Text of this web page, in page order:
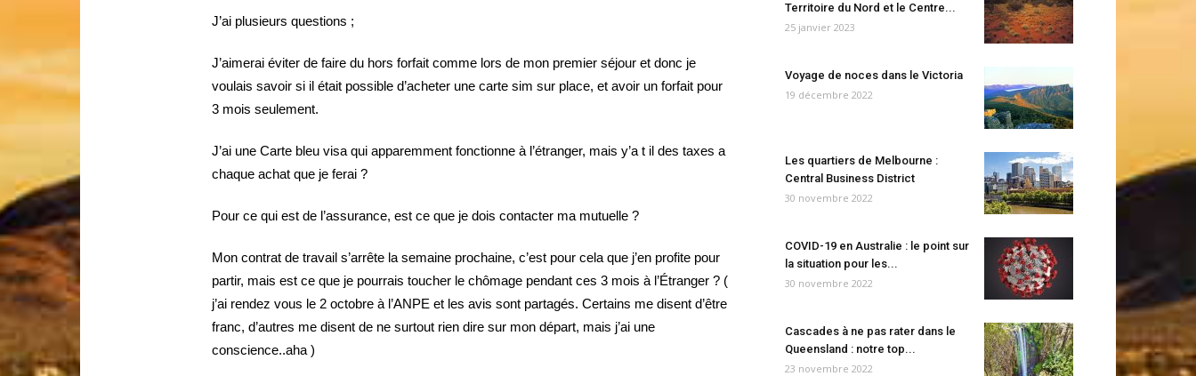
J’ai plusieurs questions ;
J’aimerai éviter de faire du hors forfait comme lors de mon premier séjour et donc je
voulais savoir si il était possible d’acheter une carte sim sur place, et avoir un forfait pour
3 mois seulement.
J’ai une Carte bleu visa qui apparemment fonctionne à l’étranger, mais y’a t il des taxes a
chaque achat que je ferai ?
Pour ce qui est de l’assurance, est ce que je dois contacter ma mutuelle ?
Mon contrat de travail s’arrête la semaine prochaine, c’est pour cela que j’en profite pour
partir, mais est ce que je pourrais toucher le chômage pendant ces 3 mois à l’Étranger ? (
j’ai rendez vous le 2 octobre à l’ANPE et les avis sont partagés. Certains me disent d’être
franc, d’autres me disent de ne surtout rien dire sur mon départ, mais j’ai une
conscience..aha )
Territoire du Nord et le Centre...
25 janvier 2023
Voyage de noces dans le Victoria
19 décembre 2022
Les quartiers de Melbourne :
Central Business District
30 novembre 2022
COVID-19 en Australie : le point sur
la situation pour les...
30 novembre 2022
Cascades à ne pas rater dans le
Queensland : notre top...
23 novembre 2022